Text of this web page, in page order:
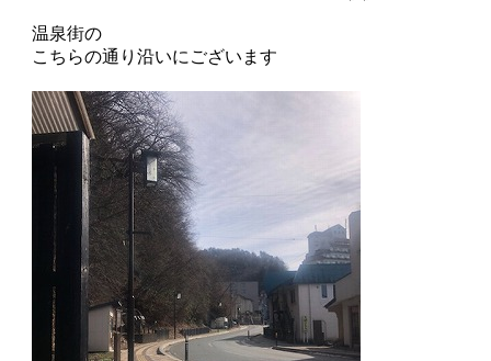
温泉街の
こちらの通り沿いにございます